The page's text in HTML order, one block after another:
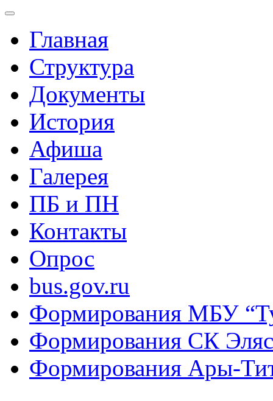
Главная
Структура
Документы
История
Афиша
Галерея
ПБ и ПН
Контакты
Опрос
bus.gov.ru
Формирования МБУ
Формирования СК
Формирования Ары-